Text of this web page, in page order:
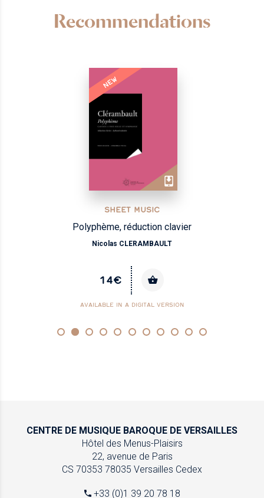
Recommendations
NEW
SHEET MUSIC
Polyphème, réduction clavier
Nicolas CLERAMBAULT
14€
AVAILABLE IN A DIGITAL VERSION
CENTRE DE MUSIQUE BAROQUE DE VERSAILLES
Hôtel des Menus-Plaisirs
22, avenue de Paris
CS 70353 78035 Versailles Cedex
+33 (0)1 39 20 78 18